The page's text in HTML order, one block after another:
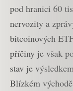
pod hranici 60
nervozity a
bitcoinových
příčiny je však
stav je
Blízkém